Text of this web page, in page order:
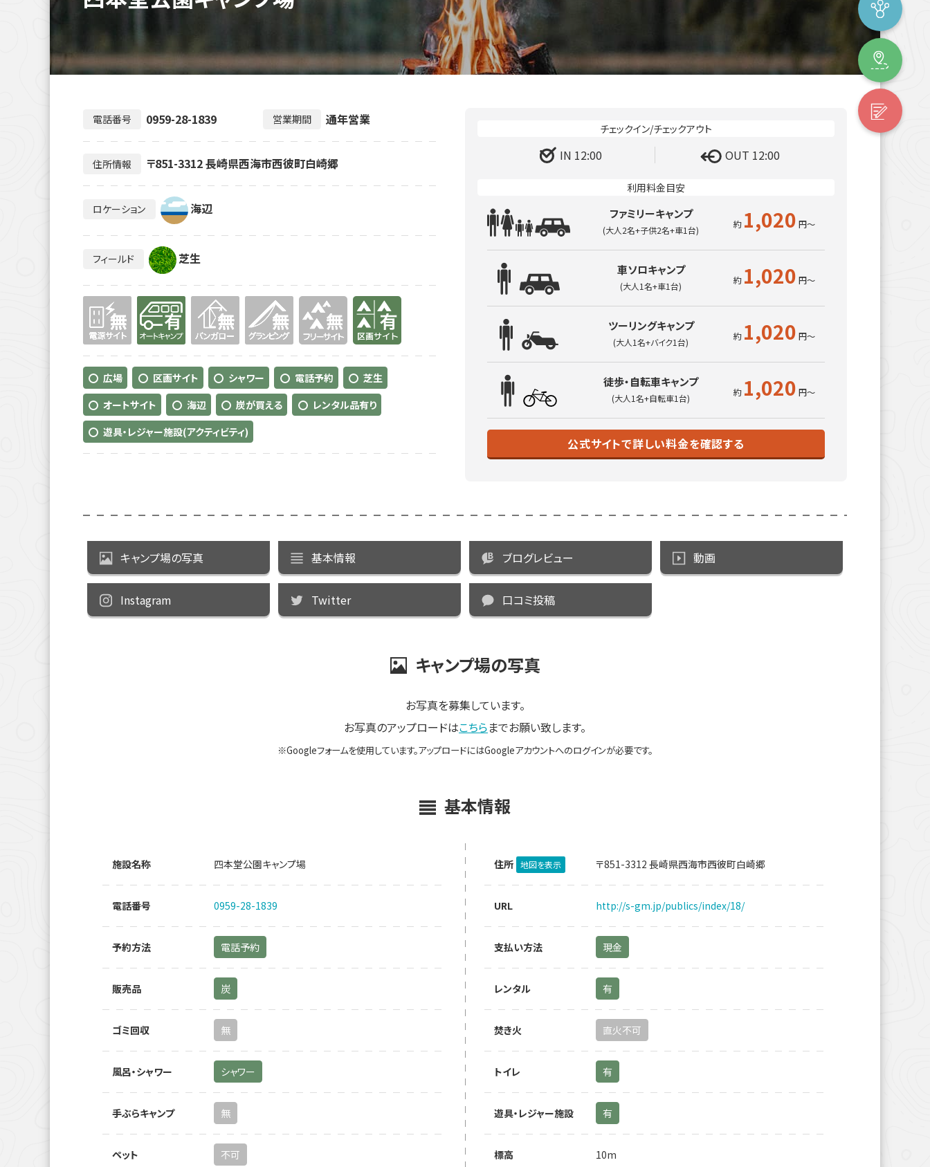
電話番号 0959-28-1839 営業期間 通年営業
住所情報 〒851-3312 長崎県西海市西彼町白崎郷
ロケーション 海辺
フィールド 芝生
無 有り 有り
広場 区画サイト シャワー 電話予約
芝生
オートサイト
海辺 炭が買える
レンタル品有り
遊具・レジャー施設(アクティビティ)
IN 12:00 OUT 12:00
ファミリーキャンプ
(大人2名+子供2名+車1台) 1,020
車ソロキャンプ
(大人1名+車1台) 1,020
ツーリングキャンプ
(大人1名+バイク1台) 1,020
徒歩・自転車キャンプ
(大人1名+自転車1台) 1,020
公式サイトで詳しい料金を確認する
キャンプ場の写真 基本情報 ブログレビュー 動画
Instagram Twitter 口コミ投稿
キャンプ場の写真
お写真を募集しています。
お写真のアップロードはこちらまでお願い致します。
※Googleフォームを使用しています。アップロードにはGoogleアカウントへのログインが必要です。
基本情報
施設名称 四本堂公園キャンプ場 住所 地図を表示 〒851-3312 長崎県西海市西彼町白崎郷
電話番号 0959-28-1839 URL http://s-gm.jp/publics/index/18/
予約方法 電話予約 支払い方法 現金
販売品 炭 レンタル 有
ゴミ回収 無 焚き火 直火不可
風呂・シャワー シャワー トイレ 有
手ぶらキャンプ 無 遊具・レジャー施設 有
ペット 不可 標高 10m